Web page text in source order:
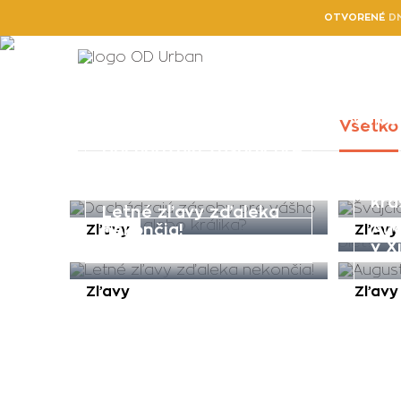
OTVORENÉ
Všetko
Zľavy
Dochádzajú zásoby pre
Zľavy
Zľavy
Letné zľavy zďaleka
nekončia!
Zľavy
v